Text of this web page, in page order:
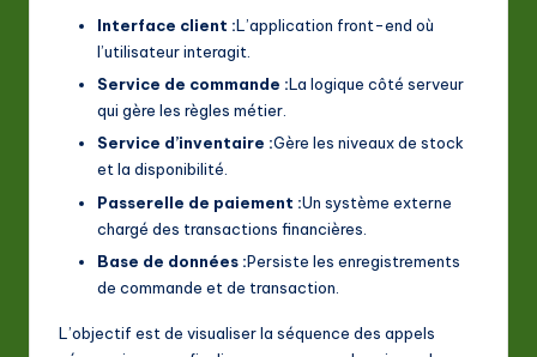
Interface client :L’application front-end où
l’utilisateur interagit.
Service de commande :La logique côté serveur
qui gère les règles métier.
Service d’inventaire :Gère les niveaux de stock
et la disponibilité.
Passerelle de paiement :Un système externe
chargé des transactions financières.
Base de données :Persiste les enregistrements
de commande et de transaction.
L’objectif est de visualiser la séquence des appels